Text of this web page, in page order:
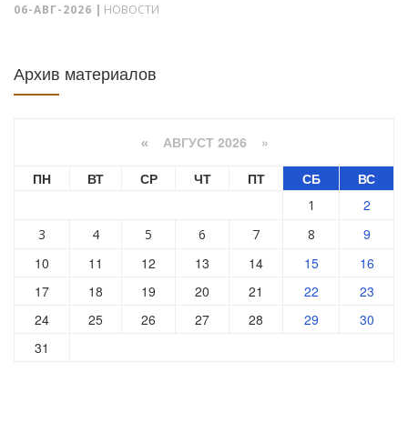
06-АВГ-2026 | НОВОСТИ
Архив материалов
« АВГУСТ 2026 »
ПН
ВТ СР ЧТ ПТ СБ ВС
1 2
3 4 5 6 7 8
9
10
11 12 13 14 15
16
17
18 19 20 21 22
23
24
25 26 27 28 29
30
31